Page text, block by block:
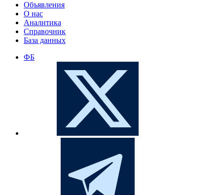
Объявления
О нас
Аналитика
Справочник
База данных
ФБ